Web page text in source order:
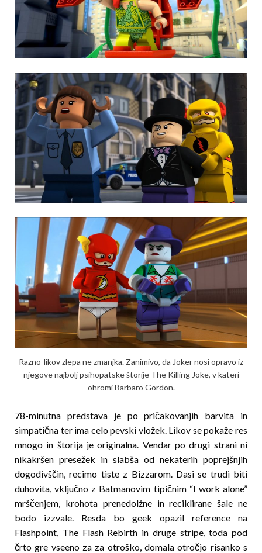
Razno-likov zlepa ne zmanjka. Zanimivo, da Joker nosi opravo iz
njegove najbolj psihopatske štorije The Killing Joke, v kateri
ohromi Barbaro Gordon.
78-minutna predstava je po pričakovanjih barvita in
simpatična ter ima celo pevski vložek. Likov se pokaže res
mnogo in štorija je originalna. Vendar po drugi strani ni
nikakršen presežek in slabša od nekaterih poprejšnjih
dogodivščin, recimo tiste z Bizzarom. Dasi se trudi biti
duhovita, vključno z Batmanovim tipičnim “I work alone”
mrščenjem, krohota prenedolžne in reciklirane šale ne
bodo izzvale. Resda bo geek opazil reference na
Flashpoint, The Flash Rebirth in druge stripe, toda pod
črto gre vseeno za za otroško, domala otročjo risanko s